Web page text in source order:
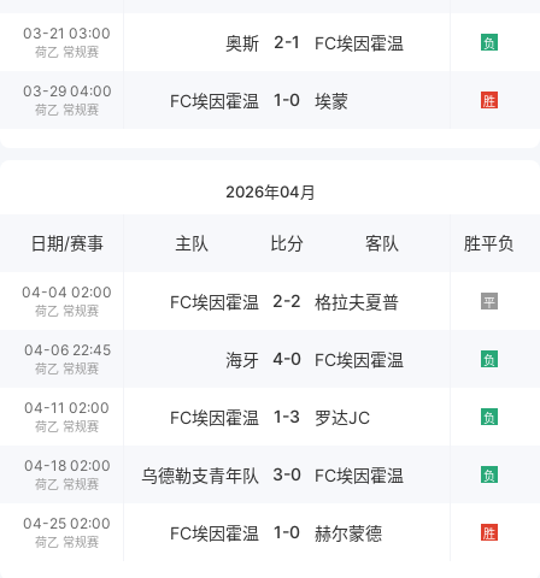
03-21 03:00
荷乙 常规赛 奥斯 2-1 FC埃因霍温 负
03-29 04:00
荷乙 常规赛 FC埃因霍温 1-0 埃蒙 胜
2026年04月
日期/赛事 主队 比分 客队 胜平负
04-04 02:00
荷乙 常规赛 FC埃因霍温 2-2 格拉夫夏普 平
04-06 22:45
荷乙 常规赛 海牙 4-0 FC埃因霍温 负
04-11 02:00
荷乙 常规赛 FC埃因霍温 1-3 罗达JC 负
04-18 02:00
荷乙 常规赛 乌德勒支青年队 3-0 FC埃因霍温 负
04-25 02:00
荷乙 常规赛 FC埃因霍温 1-0 赫尔蒙德 胜